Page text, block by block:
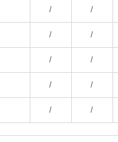
/ /
/ /
/ /
/ /
/ /